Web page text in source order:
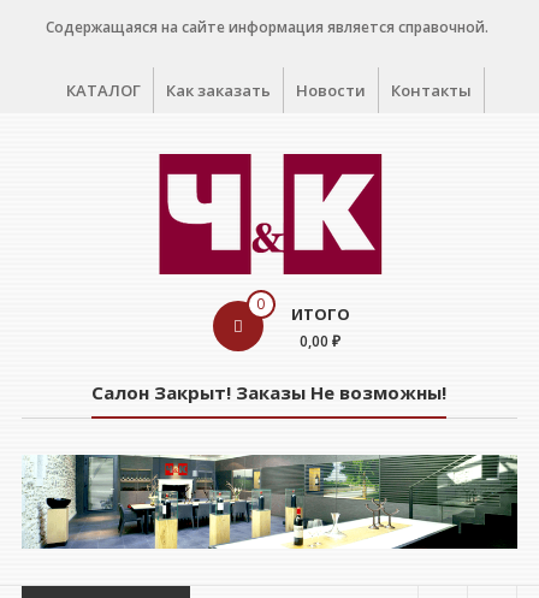
Содержащаяся на сайте информация является справочной.
КАТАЛОГ Как заказать Новости Контакты
дегустации
0 ИТОГО
0,00 ₽
Салон Закрыт! Заказы Не возможны!